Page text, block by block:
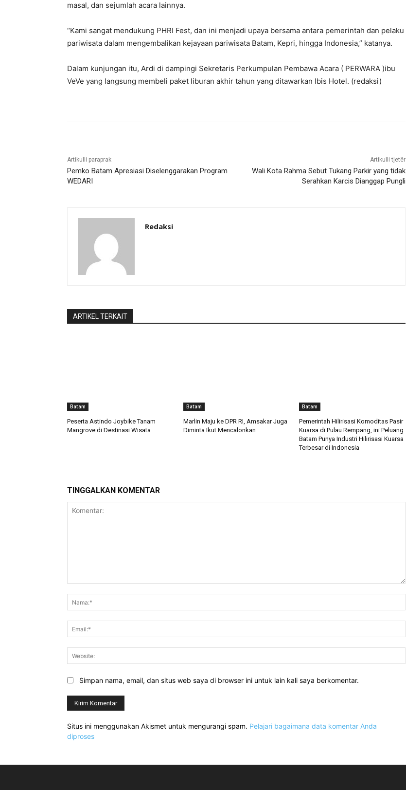
masal, dan sejumlah acara lainnya.
“Kami sangat mendukung PHRI Fest, dan ini menjadi upaya bersama antara pemerintah dan pelaku
pariwisata dalam mengembalikan kejayaan pariwisata Batam, Kepri, hingga Indonesia,” katanya.
Dalam kunjungan itu, Ardi di dampingi Sekretaris Perkumpulan Pembawa Acara ( PERWARA )ibu
VeVe yang langsung membeli paket liburan akhir tahun yang ditawarkan Ibis Hotel. (redaksi)
Artikulli paraprak
Pemko Batam Apresiasi Diselenggarakan Program
WEDARI
Artikulli tjetër
Wali Kota Rahma Sebut Tukang Parkir yang tidak
Serahkan Karcis Dianggap Pungli
Redaksi
ARTIKEL TERKAIT
Batam
Peserta Astindo Joybike Tanam
Mangrove di Destinasi Wisata
Batam
Marlin Maju ke DPR RI, Amsakar Juga
Diminta Ikut Mencalonkan
Batam
Pemerintah Hilirisasi Komoditas Pasir
Kuarsa di Pulau Rempang, ini Peluang
Batam Punya Industri Hilirisasi Kuarsa
Terbesar di Indonesia
TINGGALKAN KOMENTAR
Simpan nama, email, dan situs web saya di browser ini untuk lain kali saya berkomentar.
Situs ini menggunakan Akismet untuk mengurangi spam. Pelajari bagaimana data komentar Anda
diproses